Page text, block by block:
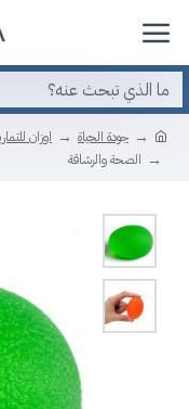
جودة الحياة اوزان
الصحة والرشاقة